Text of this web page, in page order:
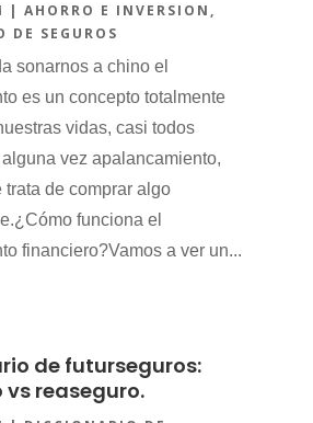
| AHORRO E INVERSION ,
DE SEGUROS
sonarnos a chino el
es un concepto totalmente
vidas, casi todos
vez apalancamiento,
trata de comprar algo
funciona el
financiero?Vamos a ver un...
de futurseguros:
reaseguro.